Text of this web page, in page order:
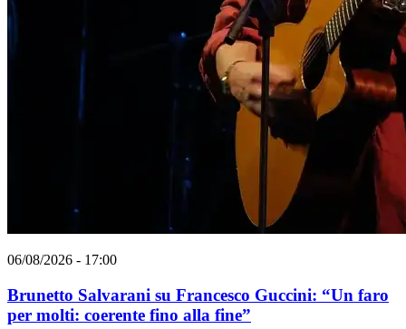
06/08/2026 - 17:00
Brunetto Salvarani su Francesco Guccini: “Un faro
per molti: coerente fino alla fine”